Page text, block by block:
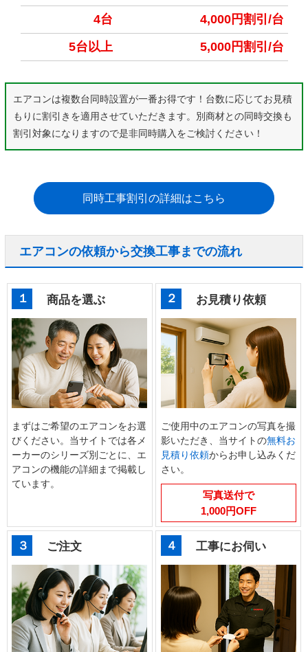
4台
4,000円割引/台
5台以上
5,000円割引/台
エアコンは複数台同時設置が一番お得です！台数に応じてお見積
もりに割引きを適用させていただきます。別商材との同時交換も
割引対象になりますので是非同時購入をご検討ください！
同時工事割引の詳細はこちら
エアコンの依頼から交換工事までの流れ
１ 商品を選ぶ
まずはご希望のエアコンをお選
びください。当サイトでは各メ
ーカーのシリーズ別ごとに、エ
アコンの機能の詳細まで掲載し
ています。
２ お見積り依頼
ご使用中のエアコンの写真を撮
影いただき、当サイトの無料お
見積り依頼からお申し込みくだ
さい。
写真送付で
1,000円OFF
３ ご注文 ４ 工事にお伺い